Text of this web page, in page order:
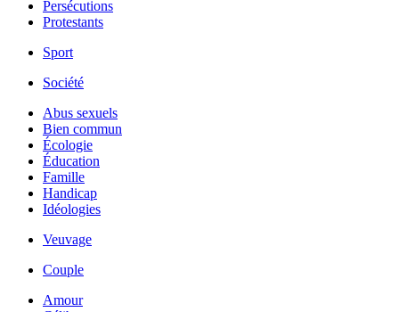
Persécutions
Protestants
Sport
Société
Abus sexuels
Bien commun
Écologie
Éducation
Famille
Handicap
Idéologies
Veuvage
Couple
Amour